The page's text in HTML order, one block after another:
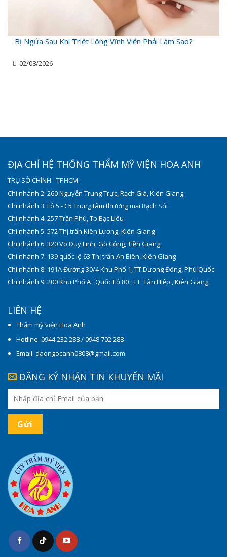
Bị Ngứa Sau Khi Triệt Lông Vĩnh Viễn Phải Làm Sao?
02/08/2026
ĐỊA CHỈ HỆ THỐNG THẨM MỸ VIỆN HOA ANH
TRỤ SỞ CHÍNH - TPHCM
Chi nhánh 2: 260 Nguyễn Trung Trực, Rạch Giá, Kiên Giang
Chi nhánh 3: Lô 5 - C5 Trung tâm thương mại Rạch Sỏi
Chi nhánh 4: 257 Trần Phú, Tp Bạc Liêu
Chi nhánh 5: 572 Thị trấn Kiên Lương, Kiên Giang
Chi nhánh 6: 320 Võ Duy Linh, Gò Công, Tiền Giang
Chi nhánh 7: 139 quốc lộ 63 Thị trấn An Biên, Kiên Giang
Chi nhánh 8: 191A Đường 30/4 Khu Phố 1, TT.Dương Đông, Phú Quốc
Chi nhánh 9: 200 Khu Phố A , Quốc Lộ 80 , TT. Tân Hiệp , Kiên Giang
LIÊN HỆ
Thẩm mỹ viện Hoa Anh
Hotline: 0944 232 288 / 0948 702 288
Email: daongocanh0808@gmail.com
ĐĂNG KÝ NHẬN TIN KHUYẾN MÃI